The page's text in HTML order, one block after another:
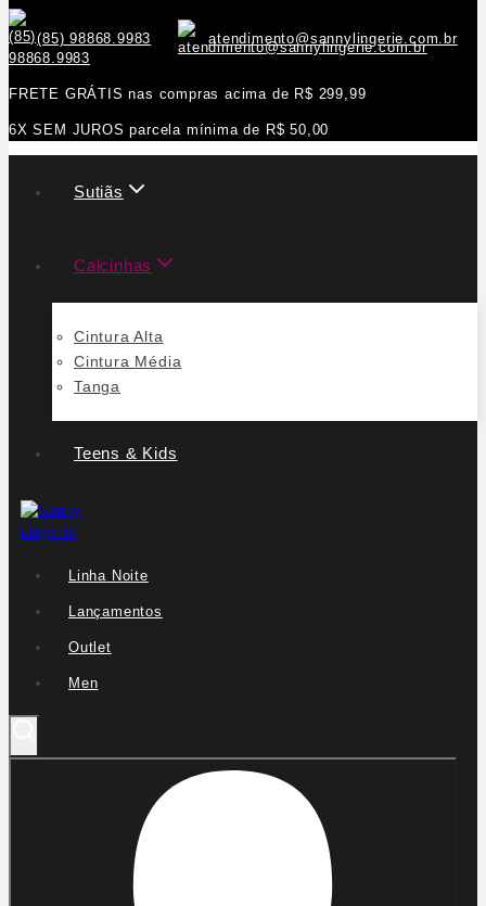
(85) 98868.9983 atendimento@sannylingerie.com.br
FRETE GRÁTIS nas compras acima de R$ 299,99
6X SEM JUROS parcela mínima de R$ 50,00
Sutiãs
Calcinhas
Cintura Alta
Cintura Média
Tanga
Teens & Kids
Linha Noite
Lançamentos
Outlet
Men